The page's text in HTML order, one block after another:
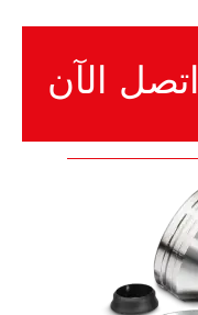
اتصل الآن